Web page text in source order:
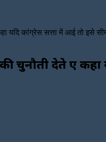
यदि कांग्रेस सत्ता में आई तो इसे
चुनौती देते हुए